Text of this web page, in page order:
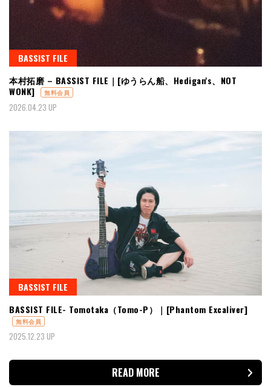
BASSIST FILE
本村拓磨 – BASSIST FILE｜[ゆうらん船、Hedigan's、NOT
WONK]
無料会員
2026.04.23 UP
BASSIST FILE
BASSIST FILE- Tomotaka（Tomo-P）｜[Phantom Excaliver]
無料会員
2025.12.23 UP
READ MORE